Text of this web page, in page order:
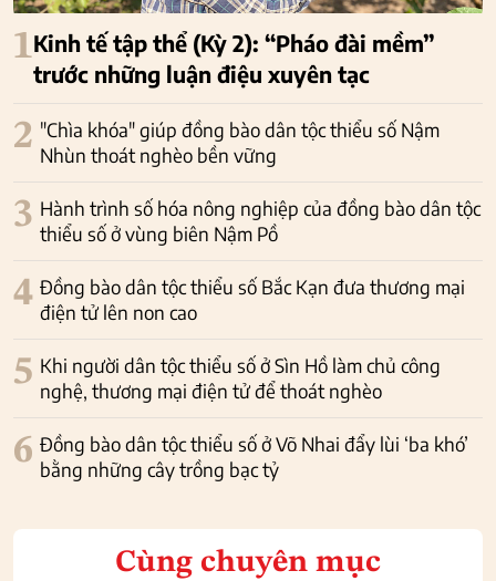
1Kinh tế tập thể (Kỳ 2): “Pháo đài mềm”
trước những luận điệu xuyên tạc
2 "Chìa khóa" giúp đồng bào dân tộc thiểu số Nậm
Nhùn thoát nghèo bền vững
3 Hành trình số hóa nông nghiệp của đồng bào dân tộc
thiểu số ở vùng biên Nậm Pồ
4 Đồng bào dân tộc thiểu số Bắc Kạn đưa thương mại
điện tử lên non cao
5 Khi người dân tộc thiểu số ở Sìn Hồ làm chủ công
nghệ, thương mại điện tử để thoát nghèo
6 Đồng bào dân tộc thiểu số ở Võ Nhai đẩy lùi ‘ba khó’
bằng những cây trồng bạc tỷ
Cùng chuyên mục